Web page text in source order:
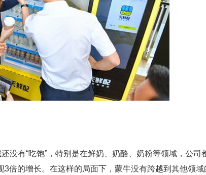
没有“吃饱”，特别是在鲜奶、奶酪、奶粉等领域，公司
倍的增长。在这样的局面下，蒙牛没有跨越到其他领域